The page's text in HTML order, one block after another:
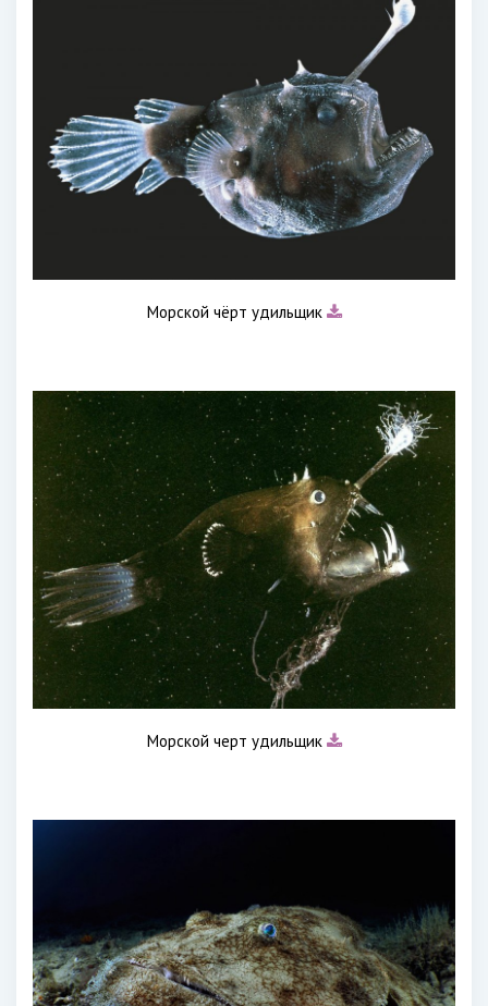
Морской чёрт удильщик
Морской черт удильщик